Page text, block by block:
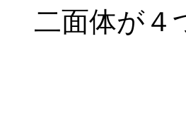
二面体が４